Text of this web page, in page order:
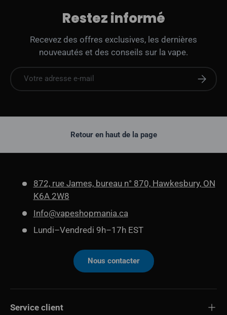
Restez informé
Recevez des offres exclusives, les dernières
nouveautés et des conseils sur la vape.
E-mail
Retour en haut de la page
872, rue James, bureau n° 870, Hawkesbury, ON
K6A 2W8
Info@vapeshopmania.ca
Lundi–Vendredi 9h–17h EST
Nous contacter
Service client